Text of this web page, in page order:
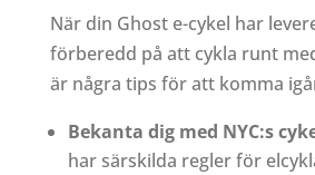
När din Ghost e-cykel har
förberedd på att cykla runt
är några tips för att komma
Bekanta dig med NYC:s
har särskilda regler för